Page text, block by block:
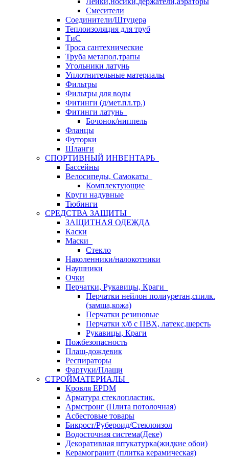
Смесители
Соединители/Штуцера
Теплоизоляция для труб
ТиС
Троса сантехнические
Труба метапол,трапы
Угольники латунь
Уплотнительные материалы
Фильтры
Фильтры для воды
Фитинги (д/мет.пл.тр.)
Фитинги латунь
Бочонок/ниппель
Фланцы
Футорки
Шланги
СПОРТИВНЫЙ ИНВЕНТАРЬ
Бассейны
Велосипеды, Самокаты
Комплектующие
Круги надувные
Тюбинги
СРЕДСТВА ЗАЩИТЫ
ЗАЩИТНАЯ ОДЕЖДА
Каски
Маски
Стекло
Наколенники/налокотники
Наушники
Очки
Перчатки, Рукавицы, Краги
Перчатки нейлон полиуретан,спилк.
(замша,кожа)
Перчатки резиновые
Перчатки х/б с ПВХ, латекс,шерсть
Рукавицы, Краги
Пожбезопасность
Плащ-дождевик
Респираторы
Фартуки/Плащи
СТРОЙМАТЕРИАЛЫ
Кровля ЕРDM
Арматура стеклопластик.
Армстронг (Плита потолочная)
Асбестовые товары
Бикрост/Рубероид/Стеклоизол
Водосточная система(Деке)
Декоративная штукатурка(жидкие обои)
Керамогранит (плитка керамическая)